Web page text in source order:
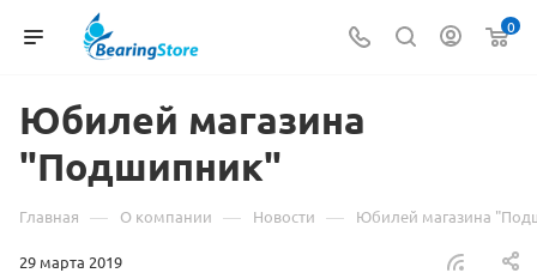
0
Юбилей магазина
"Подшипник"
Главная — О компании — Новости — Юбилей магазина
29 марта 2019